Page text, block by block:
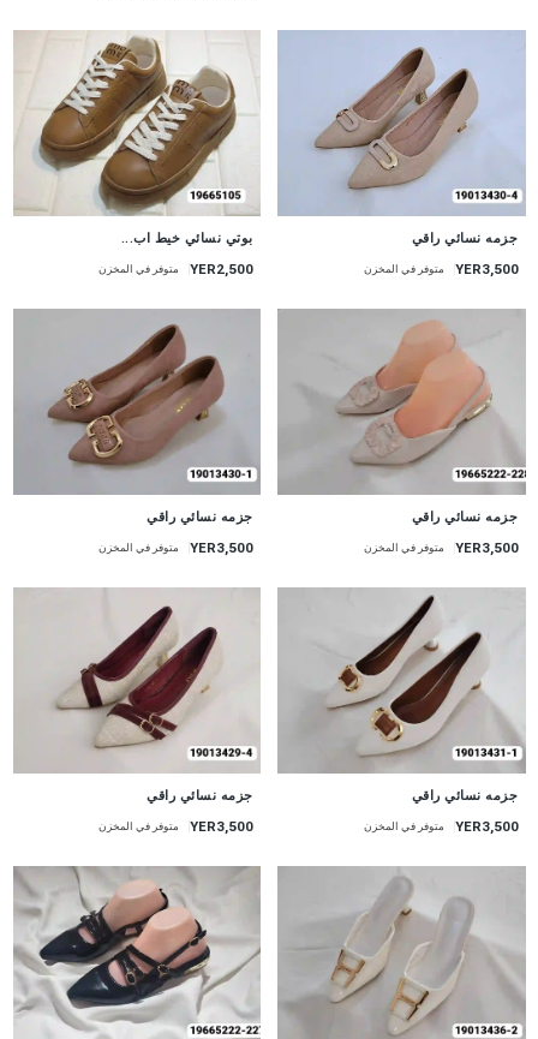
جزمه نسائي راقي
YER3,500 متوفر في المخزن
بوتي نسائي خيط اب...
YER2,500 متوفر في المخزن
جزمه نسائي راقي
YER3,500 متوفر في المخزن
جزمه نسائي راقي
YER3,500 متوفر في المخزن
جزمه نسائي راقي
YER3,500 متوفر في المخزن
جزمه نسائي راقي
YER3,500 متوفر في المخزن